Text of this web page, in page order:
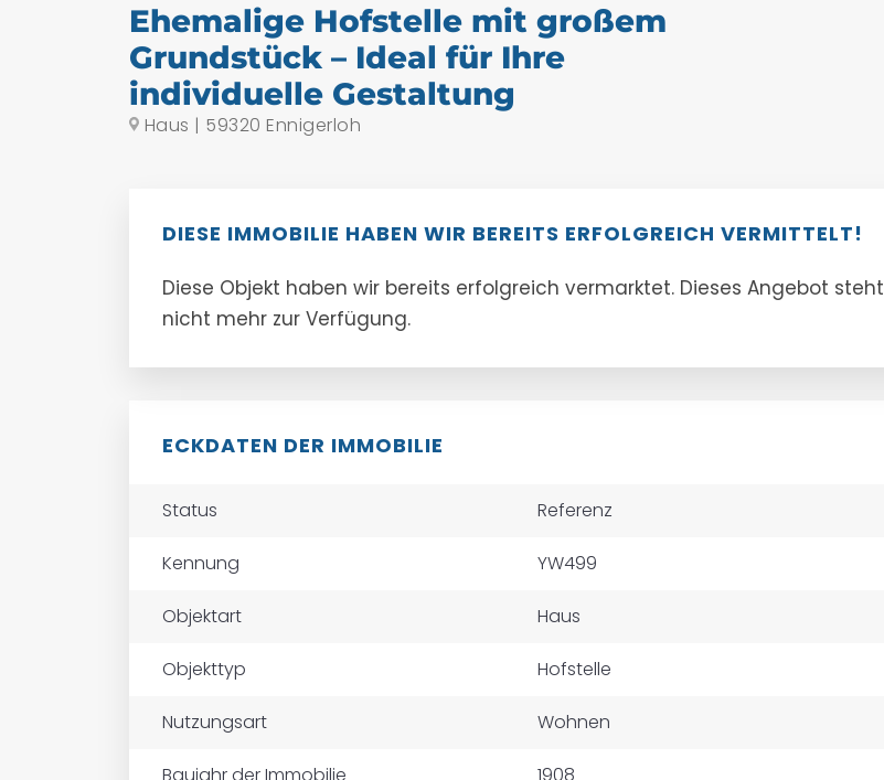
Ehemalige Hofstelle mit großem
Grundstück – Ideal für Ihre
individuelle Gestaltung
Haus | 59320 Ennigerloh
DIESE IMMOBILIE HABEN WIR BEREITS ERFOLGREICH VERMITTELT!
Diese Objekt haben wir bereits erfolgreich vermarktet. Dieses Angebot steht
nicht mehr zur Verfügung.
ECKDATEN DER IMMOBILIE
Status Referenz
Kennung YW499
Objektart Haus
Objekttyp Hofstelle
Nutzungsart Wohnen
Baujahr der Immobilie 1908